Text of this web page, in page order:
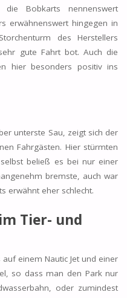
Bobkarts nennenswert
erwähnenswert hingegen in
des Herstellers
gute Fahrt bot. Auch die
hier besonders positiv ins
unterste Sau, zeigt sich der
Fahrgästen. Hier stürmten
beließ es bei nur einer
bremste, auch war
erwähnt eher schlecht.
Tier- und
einem Nautic Jet und einer
so dass man den Park nur
oder zumindest